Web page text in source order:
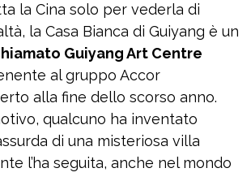
la Cina solo per vederla di
la Casa Bianca di Guiyang è un
Guiyang Art Centre
al gruppo Accor
alla fine dello scorso anno.
qualcuno ha inventato
di una misteriosa villa
l’ha seguita, anche nel mondo